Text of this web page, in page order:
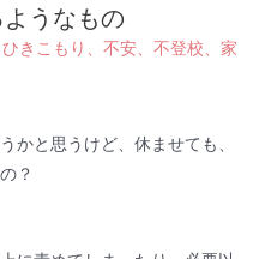
うなもの
ひきこもり 、不安 、不登校 、家
かと思うけど、休ませても、
？